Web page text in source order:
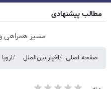
مطالب پیشنهادی
مسیر همراهی و
صفحه اصلی اخبار بین‌الملل اروپا